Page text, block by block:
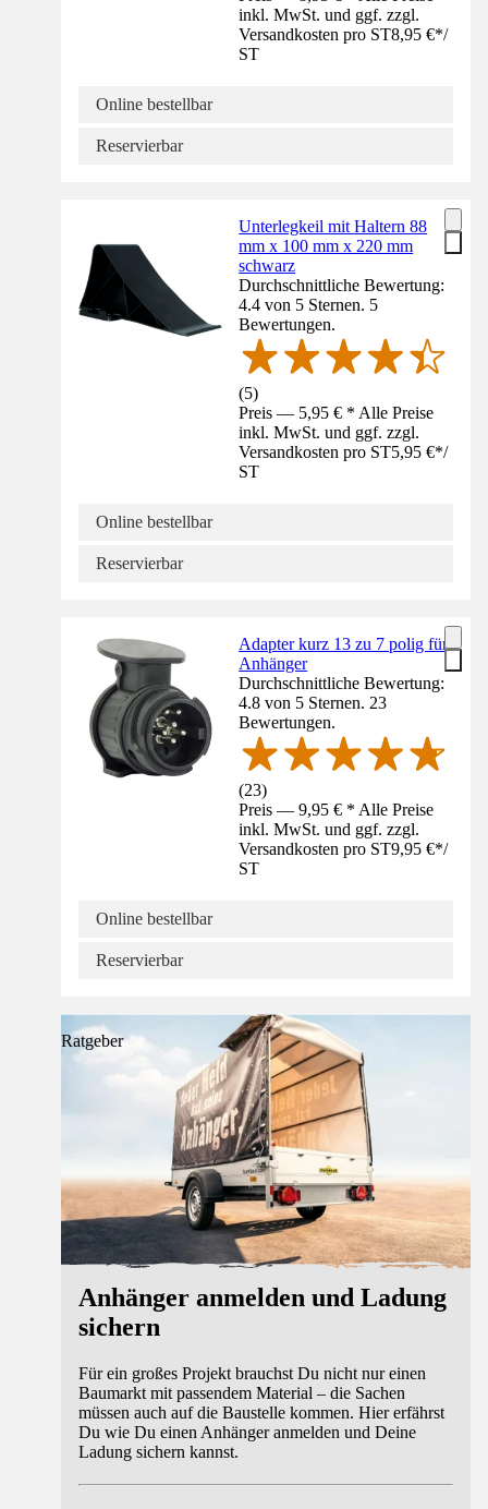
inkl. MwSt. und ggf. zzgl.
Versandkosten pro ST8,95 €*/
ST
Online bestellbar
Reservierbar
Unterlegkeil mit Haltern 88
mm x 100 mm x 220 mm
schwarz
Durchschnittliche Bewertung:
4.4 von 5 Sternen. 5
Bewertungen.
(5)
Preis — 5,95 € * Alle Preise
inkl. MwSt. und ggf. zzgl.
Versandkosten pro ST5,95 €*/
ST
Online bestellbar
Reservierbar
Adapter kurz 13 zu 7 polig für
Anhänger
Durchschnittliche Bewertung:
4.8 von 5 Sternen. 23
Bewertungen.
(23)
Preis — 9,95 € * Alle Preise
inkl. MwSt. und ggf. zzgl.
Versandkosten pro ST9,95 €*/
ST
Online bestellbar
Reservierbar
Ratgeber
Anhänger anmelden und Ladung
sichern
Für ein großes Projekt brauchst Du nicht nur einen
Baumarkt mit passendem Material – die Sachen
müssen auch auf die Baustelle kommen. Hier erfährst
Du wie Du einen Anhänger anmelden und Deine
Ladung sichern kannst.